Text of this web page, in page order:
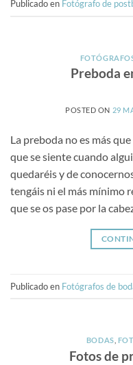
Publicado en Fotógrafo de
Preboda
POSTED ON 29
La preboda no es más
que se siente cuando
quedaréis y de
tengáis ni el más mínimo
que se os pase por la
Publicado en Fotógrafos de
BODAS
Fotos de